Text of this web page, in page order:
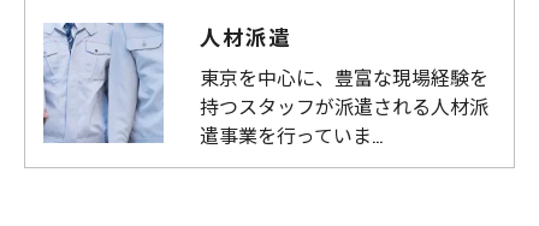
人材派遣
東京を中心に、豊富な現場経験を
持つスタッフが派遣される人材派
遣事業を行っていま…